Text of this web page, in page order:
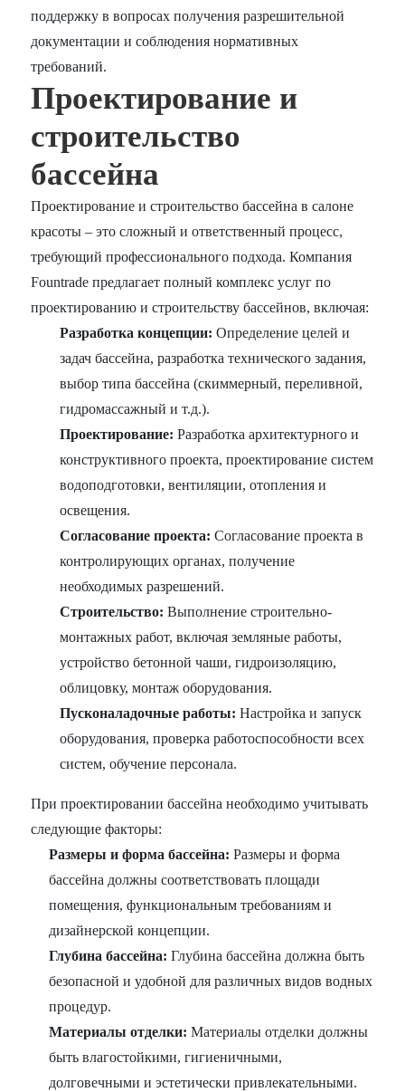
поддержку в вопросах получения разрешительной
документации и соблюдения нормативных
требований.
Проектирование и
строительство
бассейна
Проектирование и строительство бассейна в салоне
красоты – это сложный и ответственный процесс,
требующий профессионального подхода. Компания
Fountrade предлагает полный комплекс услуг по
проектированию и строительству бассейнов, включая:
Разработка концепции: Определение целей и
задач бассейна, разработка технического задания,
выбор типа бассейна (скиммерный, переливной,
гидромассажный и т.д.).
Проектирование: Разработка архитектурного и
конструктивного проекта, проектирование систем
водоподготовки, вентиляции, отопления и
освещения.
Согласование проекта: Согласование проекта в
контролирующих органах, получение
необходимых разрешений.
Строительство: Выполнение строительно-
монтажных работ, включая земляные работы,
устройство бетонной чаши, гидроизоляцию,
облицовку, монтаж оборудования.
Пусконаладочные работы: Настройка и запуск
оборудования, проверка работоспособности всех
систем, обучение персонала.
При проектировании бассейна необходимо учитывать
следующие факторы:
Размеры и форма бассейна: Размеры и форма
бассейна должны соответствовать площади
помещения, функциональным требованиям и
дизайнерской концепции.
Глубина бассейна: Глубина бассейна должна быть
безопасной и удобной для различных видов водных
процедур.
Материалы отделки: Материалы отделки должны
быть влагостойкими, гигиеничными,
долговечными и эстетически привлекательными.